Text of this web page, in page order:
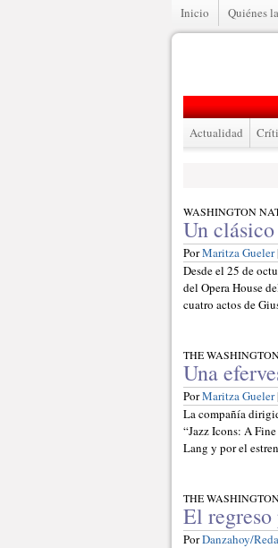
Inicio Quiénes
Actualidad
WASHINGTON
Un
PorMaritza Gueler
Desde el 25 de
del Opera House
cuatro actos de
THE
Una
PorMaritza Gueler
La compañía
“Jazz Icons: A
Lang y por el
THE
El regreso
PorDanzahoy/